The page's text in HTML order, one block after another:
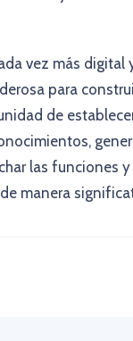
vez más
para
de
las funciones
manera